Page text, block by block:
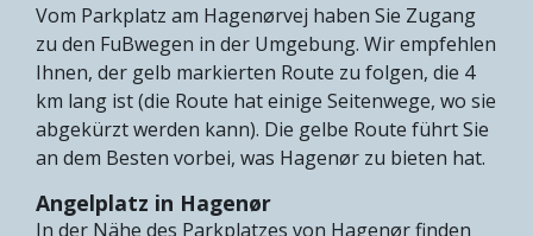
Vom Parkplatz am Hagenørvej haben Sie Zugang
zu den FuBwegen in der Umgebung. Wir empfehlen
Ihnen, der gelb markierten Route zu folgen, die 4
km lang ist (die Route hat einige Seitenwege, wo sie
abgekürzt werden kann). Die gelbe Route führt Sie
an dem Besten vorbei, was Hagenør zu bieten hat.
Angelplatz in Hagenør
In der Nähe des Parkplatzes von Hagenør finden